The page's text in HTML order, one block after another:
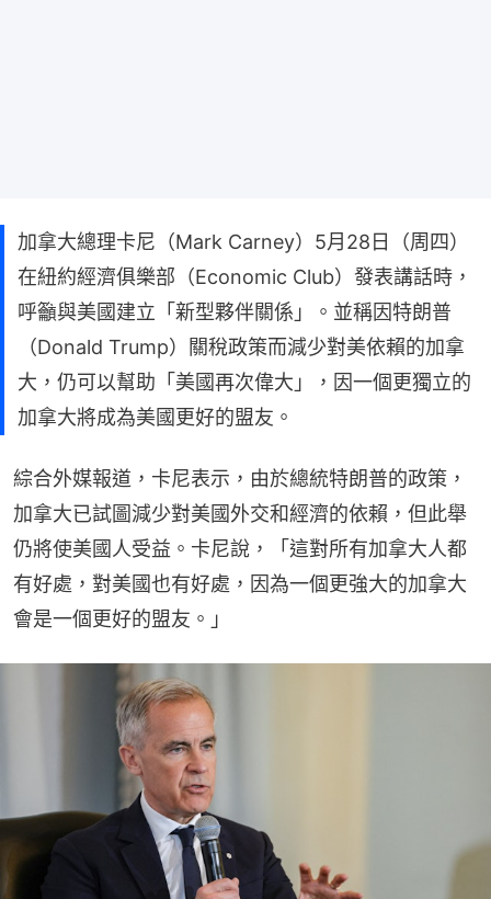
加拿大總理卡尼（Mark Carney）5月28日（周四）
在紐約經濟俱樂部（Economic Club）發表講話時，
呼籲與美國建立「新型夥伴關係」。並稱因特朗普
（Donald Trump）關稅政策而減少對美依賴的加拿
大，仍可以幫助「美國再次偉大」，因一個更獨立的
加拿大將成為美國更好的盟友。
綜合外媒報道，卡尼表示，由於總統特朗普的政策，
加拿大已試圖減少對美國外交和經濟的依賴，但此舉
仍將使美國人受益。卡尼說，「這對所有加拿大人都
有好處，對美國也有好處，因為一個更強大的加拿大
會是一個更好的盟友。」